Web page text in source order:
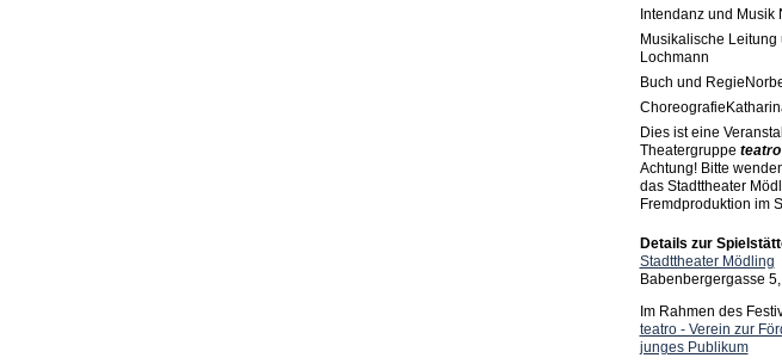
Intendanz und Musik
Musikalische
Lochmann
Buch und
Dies ist eine
Theatergruppe teatro
Achtung! Bitte
das Stadttheater
Fremdproduktion im
Details zur
Stadttheater Mödling
Babenbergergasse
Im Rahmen des
teatro - Verein zur
junges Publikum